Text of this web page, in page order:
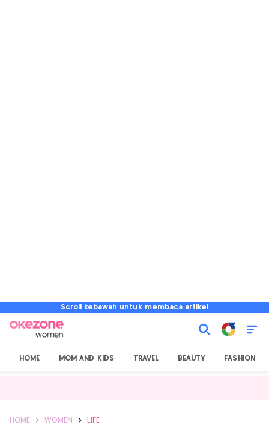
Scroll kebawah untuk membaca artikel
HOME MOM AND KIDS TRAVEL BEAUTY FASHION
HOME WOMEN LIFE